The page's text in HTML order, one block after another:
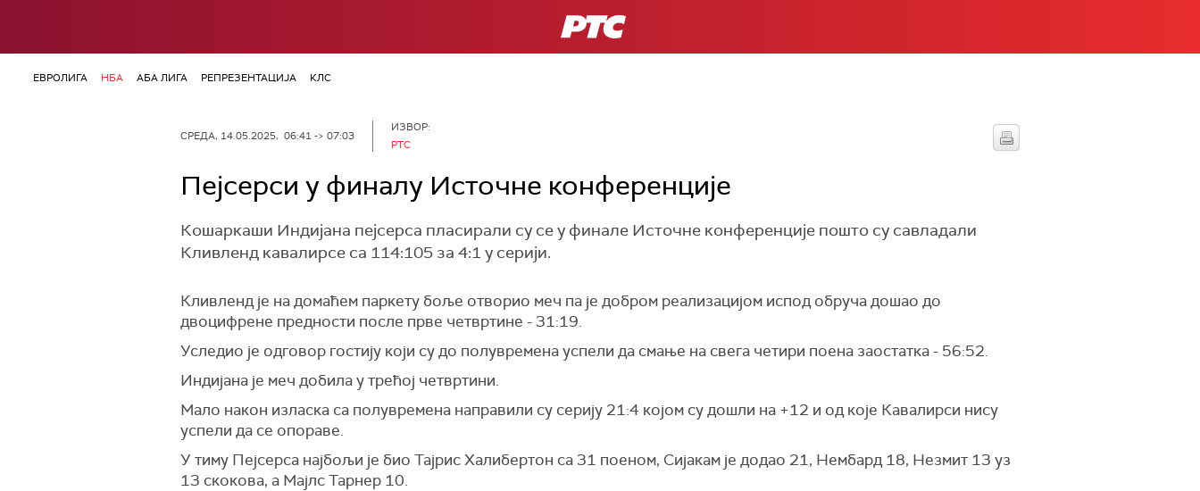
РТС
ЕВРОЛИГА НБА АБА ЛИГА РЕПРЕЗЕНТАЦИЈА КЛС
СРЕДА, 14.05.2025, 06:41 -> 07:03
ИЗВОР:
РТС
Пејсерси у финалу Источне конференције
Кошаркаши Индијана пејсерса пласирали су се у финале Источне конференције пошто су савладали
Кливленд кавалирсе са 114:105 за 4:1 у серији.
Кливленд је на домаћем паркету боље отворио меч па је добром реализацијом испод обруча дошао до
двоцифрене предности после прве четвртине - 31:19.
Уследио је одговор гостију који су до полувремена успели да смање на свега четири поена заостатка - 56:52.
Индијана је меч добила у трећој четвртини.
Мало након изласка са полувремена направили су серију 21:4 којом су дошли на +12 и од које Кавалирси нису
успели да се опораве.
У тиму Пејсерса најбољи је био Тајрис Халибертон са 31 поеном, Сијакам је додао 21, Нембард 18, Незмит 13 уз
13 скокова, а Мајлс Тарнер 10.